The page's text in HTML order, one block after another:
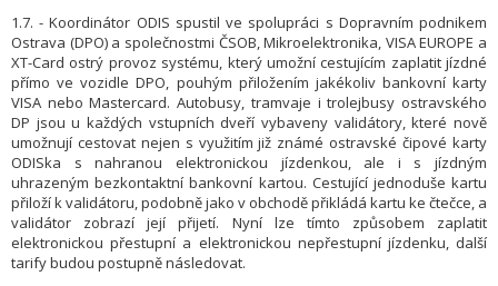
1.7. - Koordinátor ODIS spustil ve spolupráci s Dopravním podnikem
Ostrava (DPO) a společnostmi ČSOB, Mikroelektronika, VISA EUROPE a
XT-Card ostrý provoz systému, který umožní cestujícím zaplatit jízdné
přímo ve vozidle DPO, pouhým přiložením jakékoliv bankovní karty
VISA nebo Mastercard. Autobusy, tramvaje i trolejbusy ostravského
DP jsou u každých vstupních dveří vybaveny validátory, které nově
umožnují cestovat nejen s využitím již známé ostravské čipové karty
ODISka s nahranou elektronickou jízdenkou, ale i s jízdným
uhrazeným bezkontaktní bankovní kartou. Cestující jednoduše kartu
přiloží k validátoru, podobně jako v obchodě přikládá kartu ke čtečce, a
validátor zobrazí její přijetí. Nyní lze tímto způsobem zaplatit
elektronickou přestupní a elektronickou nepřestupní jízdenku, další
tarify budou postupně následovat.